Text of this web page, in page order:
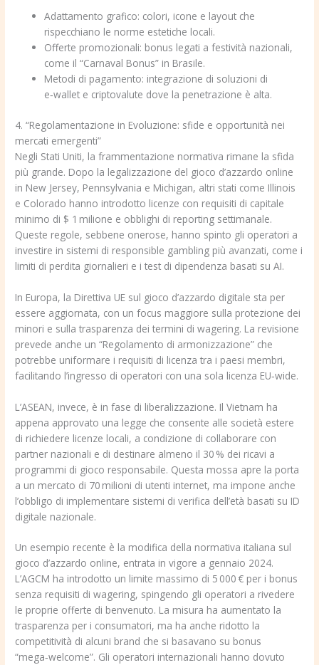
Adattamento grafico: colori, icone e layout che
rispecchiano le norme estetiche locali.
Offerte promozionali: bonus legati a festività nazionali,
come il “Carnaval Bonus” in Brasile.
Metodi di pagamento: integrazione di soluzioni di
e‑wallet e criptovalute dove la penetrazione è alta.
4. “Regolamentazione in Evoluzione: sfide e opportunità nei
mercati emergenti”
Negli Stati Uniti, la frammentazione normativa rimane la sfida
più grande. Dopo la legalizzazione del gioco d’azzardo online
in New Jersey, Pennsylvania e Michigan, altri stati come Illinois
e Colorado hanno introdotto licenze con requisiti di capitale
minimo di $ 1 milione e obblighi di reporting settimanale.
Queste regole, sebbene onerose, hanno spinto gli operatori a
investire in sistemi di responsible gambling più avanzati, come i
limiti di perdita giornalieri e i test di dipendenza basati su AI.
In Europa, la Direttiva UE sul gioco d’azzardo digitale sta per
essere aggiornata, con un focus maggiore sulla protezione dei
minori e sulla trasparenza dei termini di wagering. La revisione
prevede anche un “Regolamento di armonizzazione” che
potrebbe uniformare i requisiti di licenza tra i paesi membri,
facilitando l’ingresso di operatori con una sola licenza EU‑wide.
L’ASEAN, invece, è in fase di liberalizzazione. Il Vietnam ha
appena approvato una legge che consente alle società estere
di richiedere licenze locali, a condizione di collaborare con
partner nazionali e di destinare almeno il 30 % dei ricavi a
programmi di gioco responsabile. Questa mossa apre la porta
a un mercato di 70 milioni di utenti internet, ma impone anche
l’obbligo di implementare sistemi di verifica dell’età basati su ID
digitale nazionale.
Un esempio recente è la modifica della normativa italiana sul
gioco d’azzardo online, entrata in vigore a gennaio 2024.
L’AGCM ha introdotto un limite massimo di 5 000 € per i bonus
senza requisiti di wagering, spingendo gli operatori a rivedere
le proprie offerte di benvenuto. La misura ha aumentato la
trasparenza per i consumatori, ma ha anche ridotto la
competitività di alcuni brand che si basavano su bonus
“mega‑welcome”. Gli operatori internazionali hanno dovuto